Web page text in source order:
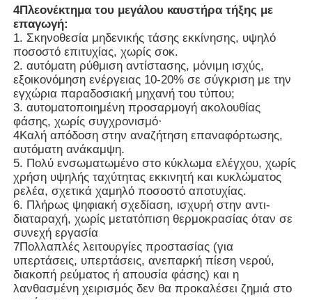
βιομηχανικός λειώνοντας φούρνος
Φούρνος λιώσεως αλουμινίου
Φούρνος συγκόλλησης υπό κενό
μετριάζοντας φούρνος γυαλιού
Φούρνος πλάσματος τόξου
κατώτατος φούρνος αυτοκινήτων
4Πλεονέκτημα του μεγάλου καυστήρα τήξης με
επαγωγή:
1. Σκηνοθεσία μηδενικής τάσης εκκίνησης, υψηλό
ποσοστό επιτυχίας, χωρίς σοκ.
2. αυτόματη ρύθμιση αντίστασης, μόνιμη ισχύς,
εξοικονόμηση ενέργειας 10-20% σε σύγκριση με την
εγχώρια παραδοσιακή μηχανή του τύπου;
3. αυτοματοποιημένη προσαρμογή ακολουθίας
φάσης, χωρίς συγχρονισμό·
4Καλή απόδοση στην αναζήτηση επαναφόρτωσης,
αυτόματη ανάκαμψη.
5. Πολύ ενσωματωμένο στο κύκλωμα ελέγχου, χωρίς
χρήση υψηλής ταχύτητας εκκινητή και κυκλώματος
ρελέα, σχετικά χαμηλό ποσοστό αποτυχίας.
6. Πλήρως ψηφιακή σχεδίαση, ισχυρή στην αντι-
διαταραχή, χωρίς μετατόπιση θερμοκρασίας όταν σε
συνεχή εργασία
7Πολλαπλές λειτουργίες προστασίας (για
υπερτάσεις, υπερτάσεις, ανεπαρκή πίεση νερού,
διακοπή ρεύματος ή απουσία φάσης) και η
λανθασμένη χειρισμός δεν θα προκαλέσει ζημιά στο